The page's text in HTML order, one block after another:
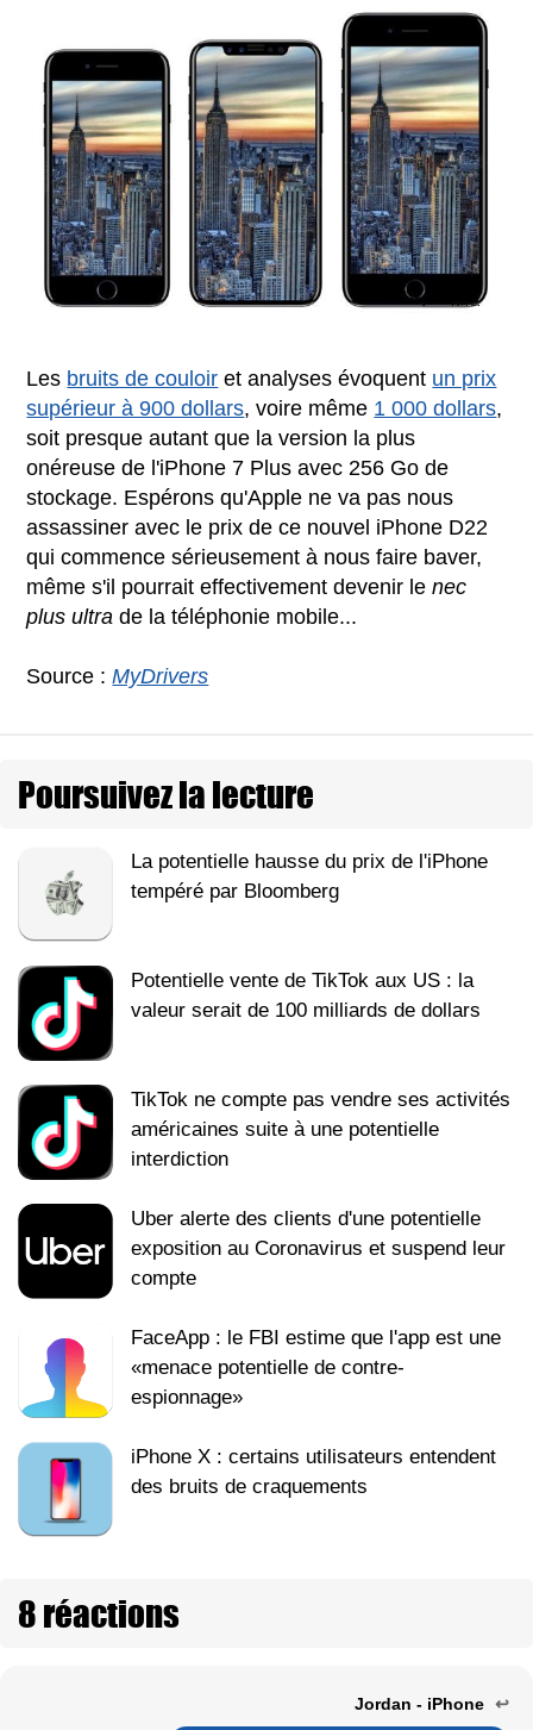
Les bruits de couloir et analyses évoquent un prix
supérieur à 900 dollars, voire même 1 000 dollars,
soit presque autant que la version la plus
onéreuse de l'iPhone 7 Plus avec 256 Go de
stockage. Espérons qu'Apple ne va pas nous
assassiner avec le prix de ce nouvel iPhone D22
qui commence sérieusement à nous faire baver,
même s'il pourrait effectivement devenir lenec
plus ultra de la téléphonie mobile...
Source :MyDrivers
Poursuivez la lecture
La potentielle hausse du prix de l'iPhone
tempéré par Bloomberg
Potentielle vente de TikTok aux US : la
valeur serait de 100 milliards de dollars
TikTok ne compte pas vendre ses activités
américaines suite à une potentielle
interdiction
Uber alerte des clients d'une potentielle
exposition au Coronavirus et suspend leur
compte
FaceApp : le FBI estime que l'app est une
«menace potentielle de contre-
espionnage»
iPhone X : certains utilisateurs entendent
des bruits de craquements
8 réactions
Jordan - iPhone ↩